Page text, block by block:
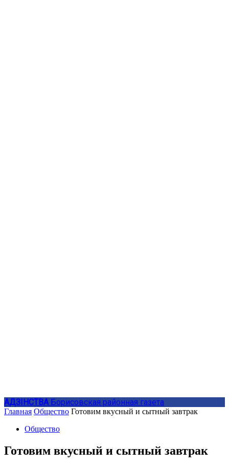
АДЗIНСТВА Борисовская районная газета
Главная Общество Готовим вкусный и сытный завтрак
Общество
Готовим вкусный и сытный завтрак